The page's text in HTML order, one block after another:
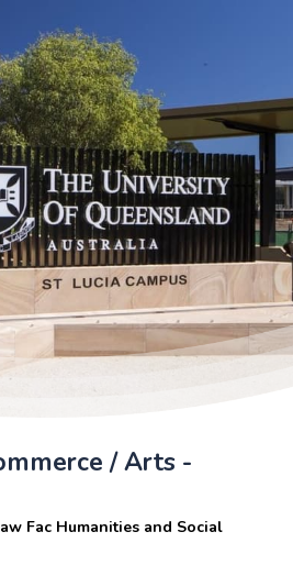
/ Arts -
Fac Humanities and Social